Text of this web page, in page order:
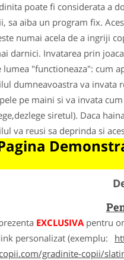
poate fi considerata a
sa aiba un program fix.
numai acela de a ingriji
darnici. Invatarea prin
lumea "functioneaza": cum
dumneavoastra va invata
pe maini si va invata
siretul). Daca
va reusi sa deprinda si
EXCLUSIVApentru
personalizat (exemplu:
copii.com/gradinite-copii/